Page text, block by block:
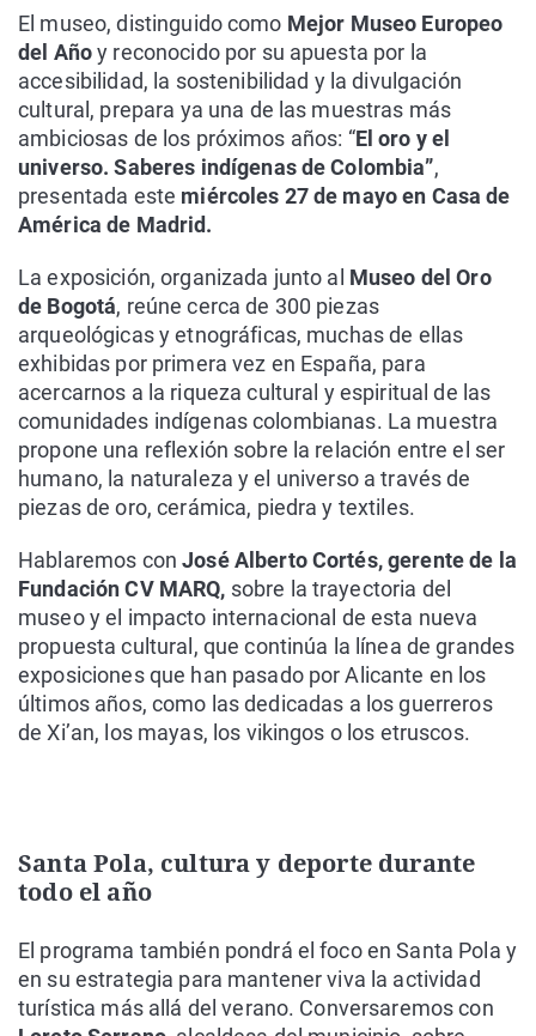
El museo, distinguido como Mejor Museo Europeo
del Añoy reconocido por su apuesta por la
accesibilidad, la sostenibilidad y la divulgación
cultural, prepara ya una de las muestras más
ambiciosas de los próximos años: “El oro y el
universo. Saberes indígenas de Colombia”,
presentada este miércoles 27 de mayo en Casa de
América de Madrid.
La exposición, organizada junto al Museo del Oro
de Bogotá, reúne cerca de 300 piezas
arqueológicas y etnográficas, muchas de ellas
exhibidas por primera vez en España, para
acercarnos a la riqueza cultural y espiritual de las
comunidades indígenas colombianas. La muestra
propone una reflexión sobre la relación entre el ser
humano, la naturaleza y el universo a través de
piezas de oro, cerámica, piedra y textiles.
Hablaremos conJosé Alberto Cortés, gerente de la
Fundación CV MARQ, sobre la trayectoria del
museo y el impacto internacional de esta nueva
propuesta cultural, que continúa la línea de grandes
exposiciones que han pasado por Alicante en los
últimos años, como las dedicadas a los guerreros
de Xi’an, los mayas, los vikingos o los etruscos.
Santa Pola, cultura y deporte durante
todo el año
El programa también pondrá el foco en Santa Pola y
en su estrategia para mantener viva la actividad
turística más allá del verano. Conversaremos con